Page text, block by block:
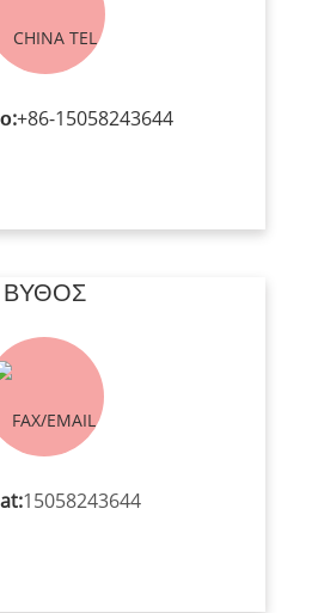
+86-15058243644
ΒΥΘΌΣ
15058243644